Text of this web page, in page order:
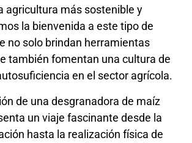
agricultura más sostenible y
la bienvenida a este tipo de
no solo brindan herramientas
también fomentan una cultura de
en el sector agrícola.
de una desgranadora de maíz
un viaje fascinante desde la
hasta la realización física de